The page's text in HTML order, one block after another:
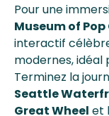
Pour une
Museum of
interactif
modernes,
Terminez la
Seattle
Great Wheel et